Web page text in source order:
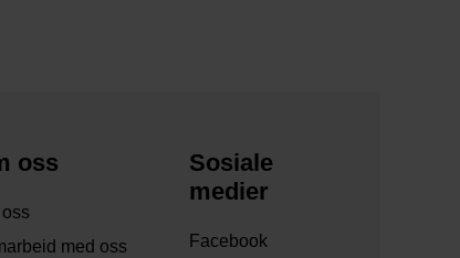
oss
med oss
Sosiale
medier
Facebook